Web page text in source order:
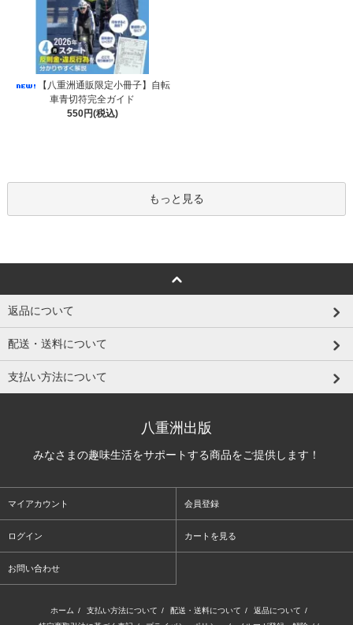
【八重洲通販限定小冊子】自転
車青切符完全ガイド
550円(税込)
もっと見る
返品について
配送・送料について
支払い方法について
八重洲出版
みなさまの趣味生活をサポートする商品をご提供します！
マイアカウント 会員登録
ログイン カートを見る
お問い合わせ
ホーム / 支払い方法について / 配送・送料について / 返品について /